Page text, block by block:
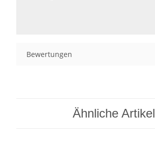
Bewertungen
Ähnliche Artikel